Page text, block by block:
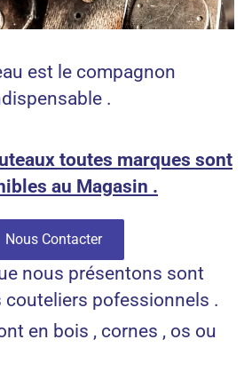
est le compagnon
.
toutes marques sont
au Magasin .
Nous Contacter
nous présentons sont
couteliers pofessionnels .
en bois , cornes , os ou